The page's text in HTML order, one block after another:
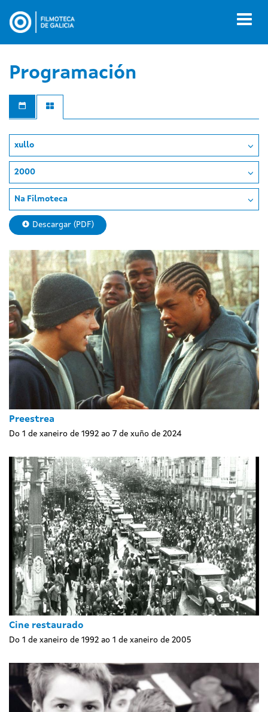
contido
Programación
xullo
2000
Na Filmoteca
Descargar (PDF)
Preestrea
Do 1 de xaneiro de 1992 ao 7 de xuño de 2024
Cine restaurado
Do 1 de xaneiro de 1992 ao 1 de xaneiro de 2005